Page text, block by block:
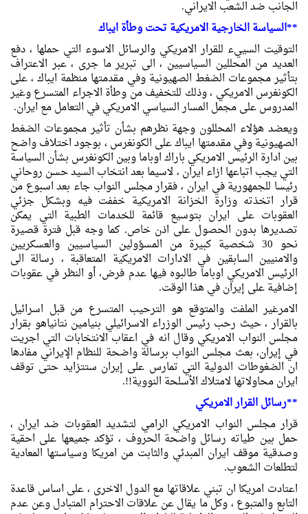
الجانب ضد الشعب الايراني.
**السياسة الخارجية الامريكية تحت وطأة ايباك
التوقيت السييء للقرار الامريكي والرسائل الاسوء التي حملها ، دفع
العديد من المحللين السياسيين ، الى تبرير ما جرى ، عبر الاعتراف
بتأثير مجموعات الضغط الصهيونية وفي مقدمتها منظمة ايباك ، على
الكونغرس الامريكي ، وذلك للتخفيف من وطأة الاجراء المتسرع وغير
المدروس على مجمل المسار السياسي الامريكي في التعامل مع ايران.
ويعضد هؤلاء المحللون وجهة نظرهم بشأن تأثير مجموعات الضغط
الصهيونية وفي مقدمتها ايباك على الكونغرس ، بوجود اختلاف واضح
بين ادارة الرئيس الامريكي باراك اوباما وبين الكونغرس بشأن السياسة
التي يجب اتباعها ازاء ايران ، لاسيما بعد انتخاب السيد حسن روحاني
رئيسا للجمهورية في ايران ، فقرار مجلس النواب جاء بعد اسبوع من
قرار اتخذته وزارة الخزانة الامريكية خففت فيه وبشكل جزئي
العقوبات على ايران بتوسيع قائمة للخدمات الطبية التي يمكن
تصديرها بدون الحصول على اذن خاص. كما وجه قبل فترة قصيرة
نحو 30 شخصية كبيرة من المسؤولين السياسيين والعسكريين
والامنيين السابقين في الادارات الامريكية المتعاقبة ، رسالة الى
الرئيس الامريكي اوباما طالبوه فيها عدم فرض، أو النظر في عقوبات
إضافية على إيران في هذا الوقت.
الامرغير الملفت والمتوقع هو الترحيب المتسرع من قبل اسرائيل
بالقرار ، حيث رحب رئيس الوزراء الاسرائيلي بنيامين نتانياهو بقرار
مجلس النواب الامريكي وقال انه في اعقاب الانتخابات التي اجريت
في إيران، بعث مجلس النواب برسالة واضحة للنظام الإيراني مفادها
ان الضغوطات الدولية التي تمارس على إيران ستتزايد حتى توقف
ايران محاولاتها لامتلاك الأسلحة النووية!!.
**رسائل القرار الامريكي
قرار مجلس النواب الامريكي الرامي لتشديد العقوبات ضد ايران ،
حمل بين طياته رسائل واضحة الحروف ، تؤكد جميعها على احقية
وصدقية موقف ايران المبدئي والثابت من امريكا وسياستها المعادية
لتطلعات الشعوب.
اعتادت امريكا ان تبني علاقاتها مع الدول الاخرى ، على اساس قاعدة
التابع والمتبوع ، وكل ما يقال عن علاقات الاحترام المتبادل وعن عدم